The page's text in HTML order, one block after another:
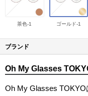
茶色-1 ゴールド-1
ブランド
Oh My Glasses
Oh My Glasses